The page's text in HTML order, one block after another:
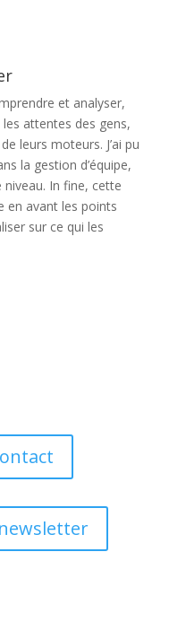
et analyser,
attentes des gens,
leurs moteurs. J’ai pu
la gestion d’équipe,
In fine, cette
en avant les points
sur ce qui les